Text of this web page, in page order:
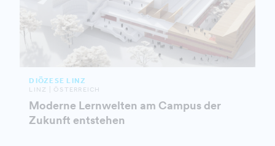
DIÖZESE LINZ
LINZ | ÖSTERREICH
Moderne Lernwelten am Campus der
Zukunft entstehen